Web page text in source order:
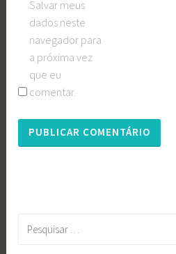
Salvar meus
dados neste
navegador para
a próxima vez
que eu
comentar.